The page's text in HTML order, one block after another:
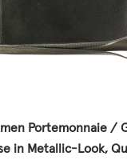
Portemonnaie /
in Metallic-Look,